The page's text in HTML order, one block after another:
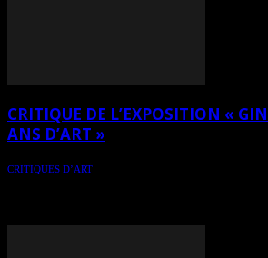
CRITIQUE DE L’EXPOSITION «
ANS D’ART »
CRITIQUES D’ART